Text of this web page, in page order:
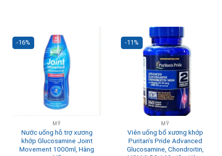
-16%
MỸ
Nước uống hỗ trợ xương
khớp Glucosamine Joint
Movement 1000ml, Hàng
-11%
MỸ
Viên uống bổ xương khớp
Puritan’s Pride Advanced
Glucosamine, Chondroitin,